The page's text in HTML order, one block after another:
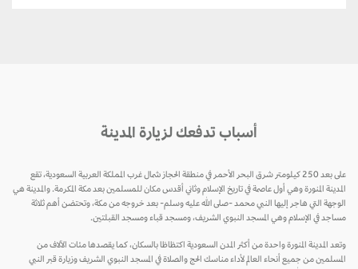
أسباب تدفعك لزيارة المدينة
على بعد 250 كيلومتر شرق البحر الأحمر في منطقة الحجاز شمال غرب المملكة العربية السعودية، تقع
المدينة المنورة وهي أول عاصمة في تاريخ الإسلام وثاني أقدس مكان للمسلمين بعد مكة المكرمة. والمدينة هي
الوجهة التي هاجر إليها النبي محمد -صلى الله عليه وسلم- بعد خروجه من مكة، وتحتضن أهم ثلاثة
مساجد في الإسلام وهي المسجد النبوي الشريف، ومسجد قباء ومسجد القبلتين.
وتعد المدينة المنورة واحدة من أكثر المدن السعودية اكتظاظا بالسكان، كما يقصدها مئات الآلاف من
المسلمين من جميع أنحاء العالم لأداء مناسك الحج والصلاة في المسجد النبوي الشريف وزيارة قبر النبي